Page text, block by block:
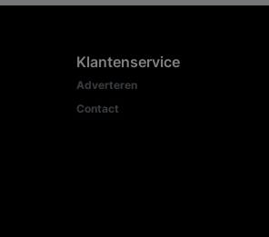
Klantenservice
Adverteren
Contact